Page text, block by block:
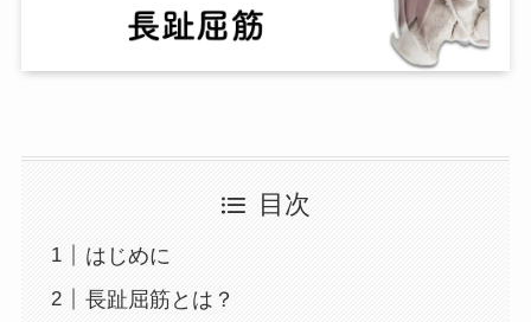
目次
はじめに
長趾屈筋とは？